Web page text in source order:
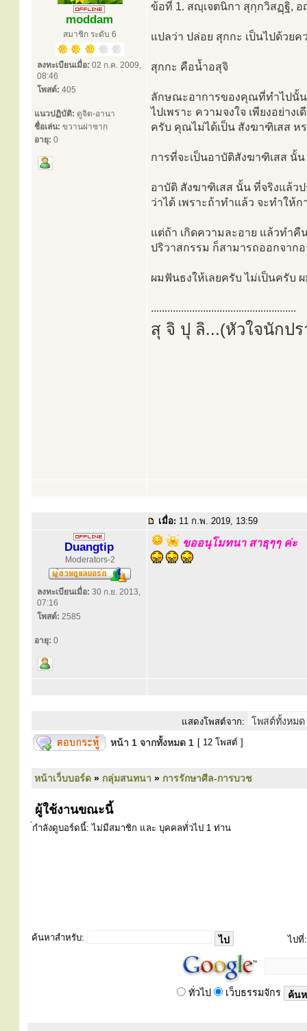
moddam
สมาชิก ระดับ 6
ลงทะเบียนเมื่อ: 02 ก.ค. 2009,
08:46
โพสต์: 405
แนวปฏิบัติ: ดูจิต-อานา
ชื่อเล่น: ขวานผ่าซาก
อายุ: 0
ข้อที่ 1. สญฺเจตนิกา สุกฺกวิสฏฺฐิ,
แปลว่า ปล่อย สุกกะ เป็นไปด้วยค
สุกกะ คือน้ำอสุจิ
ลักษณะอาการของคุณที่ทำไปนั้น
ไปเพราะ ความจงใจ เพียงอย่า
ครับ คุณไม่ได้เป็น สังฆาฑิเสส ห
การที่จะเป็นอาบัติสังฆาฑิเสส นั้
อาบัติ สังฆาฑิเสส นั้น ที่จริงแล้ว
ว่าได้ เพราะถ้าทำแล้ว จะทำให้
แต่ถ้า เกิดความละอาย แล้วทำคื
ปริวาสกรรม ก็สามารถออกจาก
ผมฟันธงให้เลยครับ ไม่เป็นครับ
.....................................................
สุ จิ ปุ ลิ...(หัวใจนักป
เมื่อ: 11 ก.พ. 2019, 13:59
Duangtip
Moderators-2
ลงทะเบียนเมื่อ: 30 ก.ย. 2013,
07:16
โพสต์: 2585
อายุ: 0
ขออนุโมทนา สาธุๆๆ ค่ะ
แสดงโพสต์จาก:
หน้า 1 จากทั้งหมด 1 [ 12 โพสต์ ]
หน้าเว็บบอร์ด » กลุ่มสนทนา » การรักษาศีล-การบวช
ผู้ใช้งานขณะนี้
่กำลังดูบอร์ดนี้: ไม่มีสมาชิก และ บุคคลทั่วไป 1 ท่าน
ค้นหาสำหรับ: ไปที่:
ทั่วไป เว็บธรรมจักร